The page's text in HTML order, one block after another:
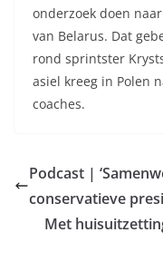
onderzoek doen
van Belarus. Dat
rond sprintster
asiel kreeg in Polen
coaches.
Podcast |
conservatieve
Met